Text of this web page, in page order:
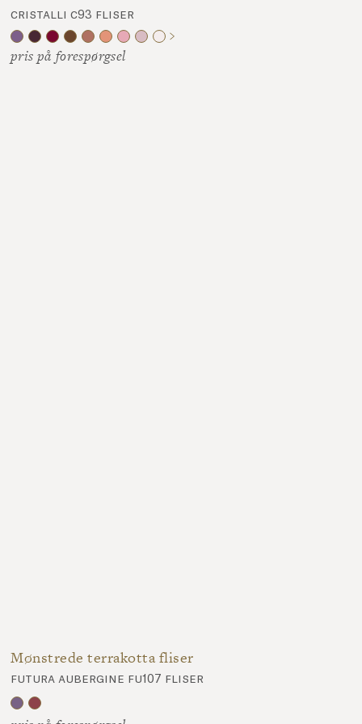
cristalli c93 fliser
pris på forespørgsel
Mønstrede terrakotta fliser
futura aubergine fu107 fliser